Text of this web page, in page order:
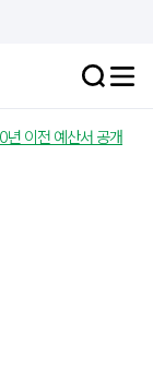
년 이전 예산서 공개